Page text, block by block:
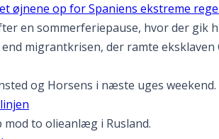
øjnene op for Spaniens ekstreme
en sommerferiepause, hvor der gik
migrantkrisen, der ramte eksklaven
og Horsens i næste uges weekend.
to olieanlæg i Rusland.